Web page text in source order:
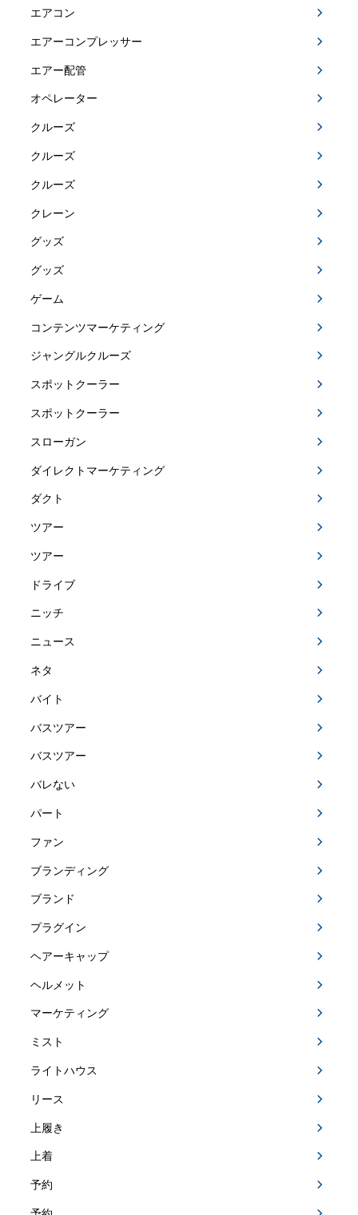
エアコン
エアーコンプレッサー
エアー配管
オペレーター
クルーズ
クルーズ
クルーズ
クレーン
グッズ
グッズ
ゲーム
コンテンツマーケティング
ジャングルクルーズ
スポットクーラー
スポットクーラー
スローガン
ダイレクトマーケティング
ダクト
ツアー
ツアー
ドライブ
ニッチ
ニュース
ネタ
バイト
バスツアー
バスツアー
バレない
パート
ファン
ブランディング
ブランド
プラグイン
ヘアーキャップ
ヘルメット
マーケティング
ミスト
ライトハウス
リース
上履き
上着
予約